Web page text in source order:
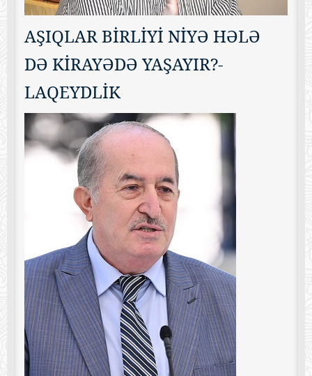
AŞIQLAR BİRLİYİ NİYƏ HƏLƏ
DƏ KİRAYƏDƏ YAŞAYIR?-
LAQEYDLİK